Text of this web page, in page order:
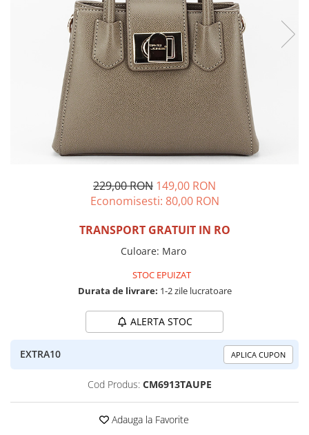
Incaltamine primavara-vara piele
Imbracaminte
Camasi si topuri
Blugi si pantaloni
Pulovere si cardigane
Incaltaminte toamna-iarna piele
229,00 RON 149,00 RON
Economisesti: 80,00 RON
TRANSPORT GRATUIT IN RO
Culoare: Maro
STOC EPUIZAT
Durata de livrare: 1-2 zile lucratoare
ALERTA STOC
EXTRA10 APLICA CUPON
Cod Produs: CM6913TAUPE
Adauga la Favorite